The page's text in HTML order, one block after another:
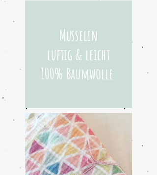
Musselin
luftig & leicht
100% Baumwolle